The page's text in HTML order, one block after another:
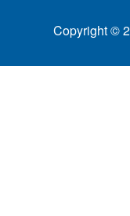
Copyright ©